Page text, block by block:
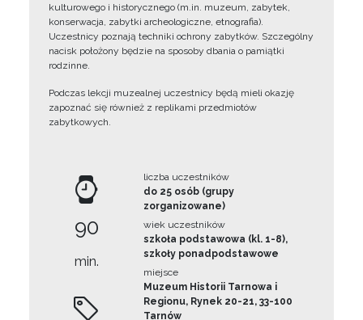
kulturowego i historycznego (m.in. muzeum, zabytek,
konserwacja, zabytki archeologiczne, etnografia).
Uczestnicy poznają techniki ochrony zabytków. Szczególny
nacisk położony będzie na sposoby dbania o pamiątki
rodzinne.
Podczas lekcji muzealnej uczestnicy będą mieli okazję
zapoznać się również z replikami przedmiotów
zabytkowych.
90
min.
liczba uczestników
do 25 osób (grupy
zorganizowane)
wiek uczestników
szkoła podstawowa (kl. 1-8),
szkoły ponadpodstawowe
miejsce
Muzeum Historii Tarnowa i
Regionu, Rynek 20-21, 33-100
Tarnów